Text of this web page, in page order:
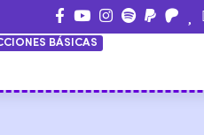
BÁSICAS